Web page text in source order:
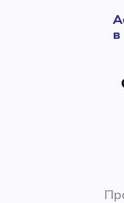
в